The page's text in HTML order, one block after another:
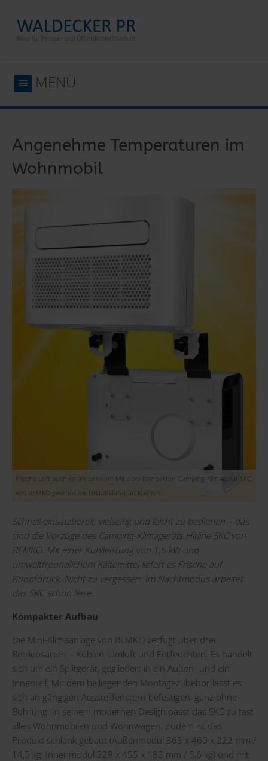
MENÜ
Angenehme Temperaturen im
Wohnmobil
Frische Luft auch im Innenraum: Mit dem kompakten Camping-Klimagerät SKC
von REMKO gewinnt die Urlaubsfahrt an Komfort.
Schnell einsatzbereit, vielseitig und leicht zu bedienen – das
sind die Vorzüge des Camping-Klimageräts Hitline SKCvon
REMKO. Mit einer Kühlleistung von 1,5 kW und
umweltfreundlichem Kältemittel liefert es Frische auf
Knopfdruck. Nicht zu vergessen: Im Nachtmodus arbeitet
das SKC schön leise.
Kompakter Aufbau
Die Mini-Klimaanlage von REMKO verfügt über drei
Betriebsarten – Kühlen, Umluft und Entfeuchten. Es handelt
sich um ein Splitgerät, gegliedert in ein Außen- und ein
Innenteil. Mit dem beiliegenden Montagezubehör lässt es
sich an gängigen Ausstellfenstern befestigen, ganz ohne
Bohrung. In seinem modernen Design passt das SKC zu fast
allen Wohnmobilen und Wohnwagen. Zudem ist das
Produkt schlank gebaut (Außenmodul 363 x 460 x 222 mm /
14,5 kg, Innenmodul 328 x 455 x 182 mm / 5,6 kg) und mit